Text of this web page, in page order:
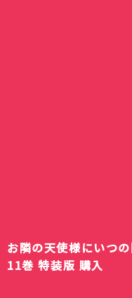
お隣の天使様にいつ
11巻 特装版 購入